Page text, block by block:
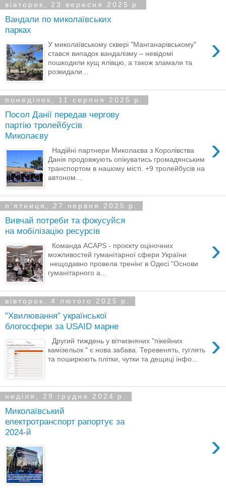
вівторок, 23 вересня 2025 р.
Вандали по миколаївських
парках
›
У миколаївському сквері "Манганарівському"
стався випадок вандалізму – невідомі
пошкодили кущ ялівцю, а також зламали та
розкидали...
понеділок, 11 серпня 2025 р.
Посол Данії передав чергову
партію тролейбусів
Миколаєву
›
Надійні партнери Миколаєва з Королівства
Данія продовжують опікуватись громадянським
транспортом в нашому місті. +9 тролейбусів на
автоном...
пʼятниця, 27 червня 2025 р.
Вивчай потреби та фокусуйся
на мобілізацію ресурсів
›
Команда ACAPS - проєкту оціночних
можливостей гуманітарної сфери України
нещодавно провела тренінг в Одесі "Основи
гуманітарного а...
вівторок, 4 лютого 2025 р.
"Хвилювання" української
блогосфери за USAID марне
›
Другий тиждень у вітчизняних "пікейних
камізельок " є нова забава. Теревенять, гуглять
та поширюють плітки, чутки та дещиці інфо...
неділя, 29 грудня 2024 р.
Миколаївський
електротранспорт рапортує за
2024-й
›